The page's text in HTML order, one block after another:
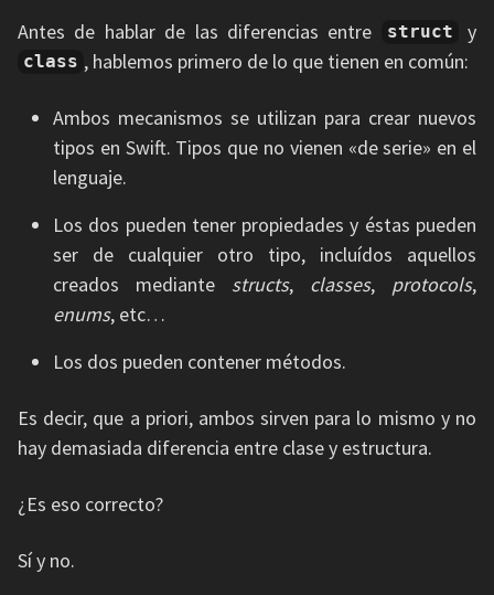
Antes de hablar de las diferencias entre struct y
class , hablemos primero de lo que tienen en común:
Ambos mecanismos se utilizan para crear nuevos
tipos en Swift. Tipos que no vienen «de serie» en el
lenguaje.
Los dos pueden tener propiedades y éstas pueden
ser de cualquier otro tipo, incluídos aquellos
creados mediante structs, classes, protocols,
enums, etc…
Los dos pueden contener métodos.
Es decir, que a priori, ambos sirven para lo mismo y no
hay demasiada diferencia entre clase y estructura.
¿Es eso correcto?
Sí y no.